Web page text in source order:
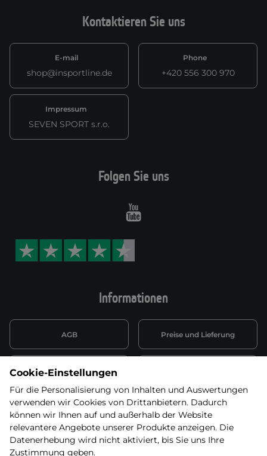
Kontaktieren Sie uns
E-mail
shop@insportline.de
Phone
+420 556 300 970
Impressum
SEVEN SPORT s.r.o.
Informationen
AGB Preise und Lieferung
Datenschutzerklärung
Wiederufsbelehrung mit Link
zum Formular
Batterieentsorgung
Informationen zu Elektro-
und Elektonikgeräten
Widerruf erklären
Folgen Sie uns
Youtube
Cookie-Einstellungen
Für die Personalisierung von Inhalten und Auswertungen
verwenden wir Cookies von Drittanbietern. Dadurch
können wir Ihnen auf und außerhalb der Website
relevantere Angebote unserer Produkte anzeigen. Die
Datenerhebung wird nicht aktiviert, bis Sie uns Ihre
Zustimmung geben.